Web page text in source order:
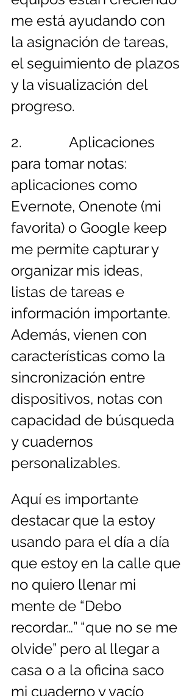
me está ayudando con
la asignación de tareas,
el seguimiento de plazos
y la visualización del
progreso.
2.             Aplicaciones
para tomar notas:
aplicaciones como
Evernote, Onenote (mi
favorita) o Google keep
me permite capturar y
organizar mis ideas,
listas de tareas e
información importante.
Además, vienen con
características como la
sincronización entre
dispositivos, notas con
capacidad de búsqueda
y cuadernos
personalizables.
Aquí es importante
destacar que la estoy
usando para el día a día
que estoy en la calle que
no quiero llenar mi
mente de “Debo
recordar…” “que no se me
olvide” pero al llegar a
casa o a la oficina saco
mi cuaderno y vacío